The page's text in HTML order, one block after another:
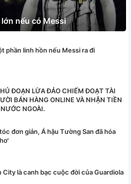
nếu có Messi
phần linh hồn nếu Messi ra đi
ĐOẠN LỪA ĐẢO CHIẾM ĐOẠT TÀI
BÁN HÀNG ONLINE VÀ NHẬN TIỀN
NGOÀI.
đơn giản, Á hậu Tường San đã hóa
City là canh bạc cuộc đời của Guardiola